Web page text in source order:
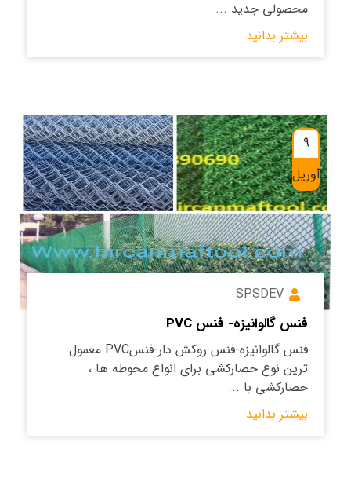
محصولی جدید ...
بیشتر بدانید
9
آوریل
SPSDEV
فنس گالوانیزه- فنس PVC
فنس گالوانیزه-فنس روکش دار-فنسPVC معمول
ترین نوع حصارکشی برای انواع محوطه ها ،
حصارکشی با ...
بیشتر بدانید